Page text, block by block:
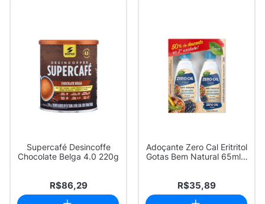
Supercafé Desincoffe
Chocolate Belga 4.0 220g
R$86,29
Adoçante Zero Cal Eritritol
Gotas Bem Natural 65ml 2
R$35,89